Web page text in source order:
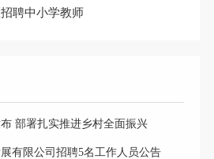
聘中小学教师
部署扎实推进乡村全面振兴
有限公司招聘5名工作人员公告